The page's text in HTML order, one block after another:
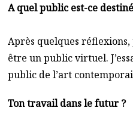
A quel public est-ce
Après quelques réflexions,
être un public virtuel.
public de l’art
Ton travail dans le futur ?